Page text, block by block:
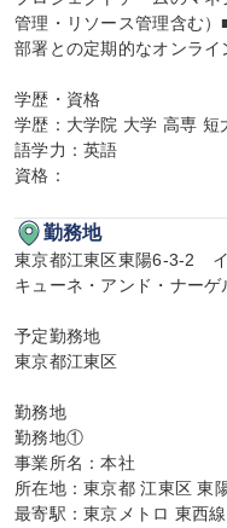
管理・リソース管理含む
部署との定期的なオンライ
学歴・資格
学歴：大学院 大学 高専 短
語学力：英語
資格：
勤務地
東京都江東区東陽6-3-2　
キューネ・アンド・ナーゲ
予定勤務地
東京都江東区
勤務地
勤務地①
事業所名：本社
所在地：東京都 江東区 東
最寄駅：東京メトロ 東西